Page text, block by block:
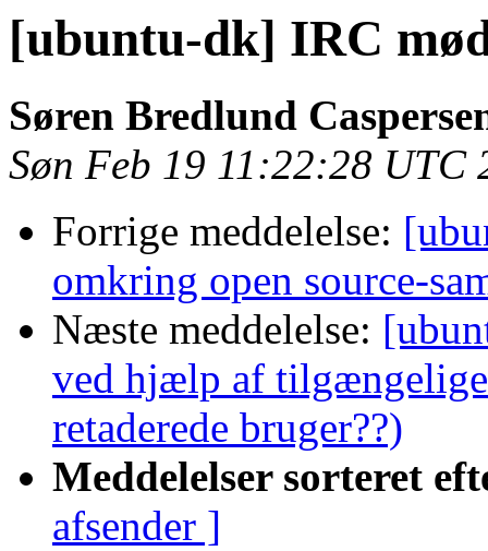
[ubuntu-dk] IRC
Søren Bredlund
Søn Feb 19 11:22:28 UTC
Forrige meddelelse:
omkring open source-
Næste meddelelse:
ved hjælp af
retaderede bruger??)
Meddelelser sorteret
afsender ]